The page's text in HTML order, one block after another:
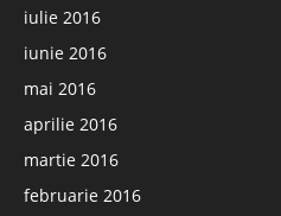
iulie 2016
iunie 2016
mai 2016
aprilie 2016
martie 2016
februarie 2016